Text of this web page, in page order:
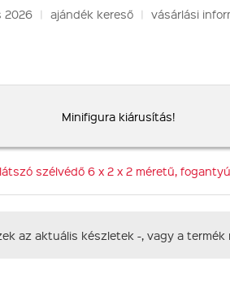
2026 | ajándék kereső | vásárlási
Minifigura kiárusítás!
szélvédő 6 x 2 x 2 méretű,
az aktuális készletek -, vagy a termék